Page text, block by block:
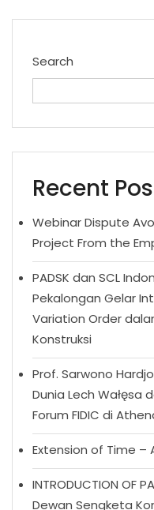
Search
Recent
Webinar Dispute
Project From the
PADSK dan SCL
Pekalongan Gelar
Variation Order
Konstruksi
Prof. Sarwono
Dunia Lech Wałęsa
Forum FIDIC di
Extension of Time
INTRODUCTION OF
Dewan Sengketa